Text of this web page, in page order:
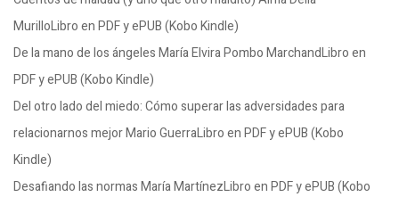
MurilloLibro en PDF y ePUB (Kobo Kindle)
De la mano de los ángeles María Elvira Pombo MarchandLibro en
PDF y ePUB (Kobo Kindle)
Del otro lado del miedo: Cómo superar las adversidades para
relacionarnos mejor Mario GuerraLibro en PDF y ePUB (Kobo
Kindle)
Desafiando las normas María MartínezLibro en PDF y ePUB (Kobo